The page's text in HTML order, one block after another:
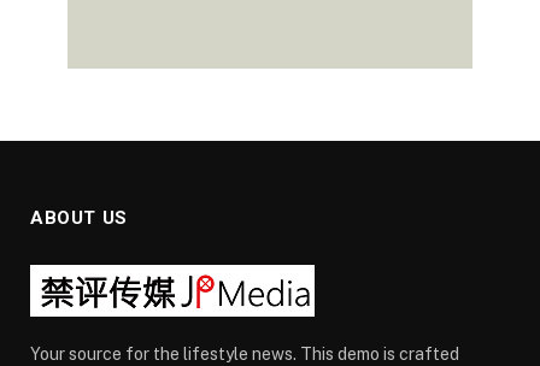
ABOUT US
Your source for the lifestyle news. This demo is crafted